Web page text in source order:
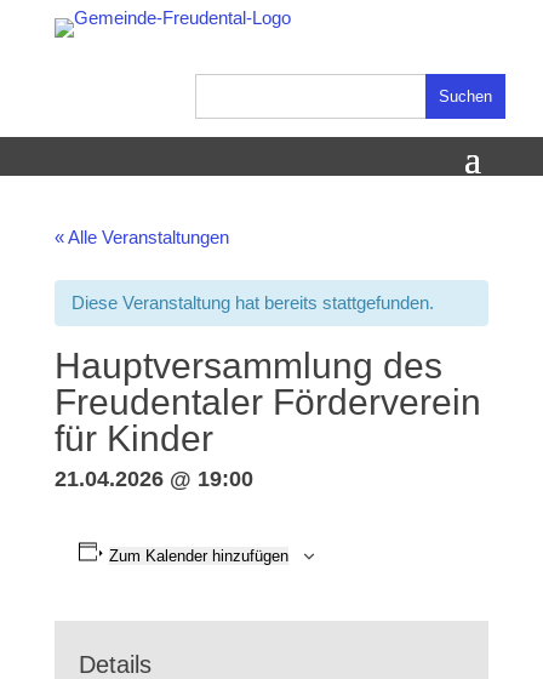
« Alle Veranstaltungen
Diese Veranstaltung hat bereits stattgefunden.
Hauptversammlung des
Freudentaler Förderverein
für Kinder
21.04.2026 @ 19:00
Zum Kalender hinzufügen
Details